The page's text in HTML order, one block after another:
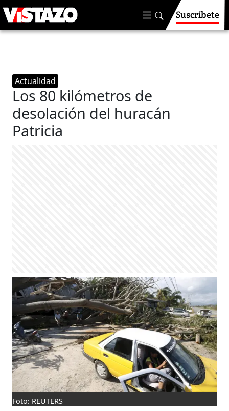
Suscríbete
Actualidad
Los 80 kilómetros de
desolación del huracán
Patricia
Foto: REUTERS